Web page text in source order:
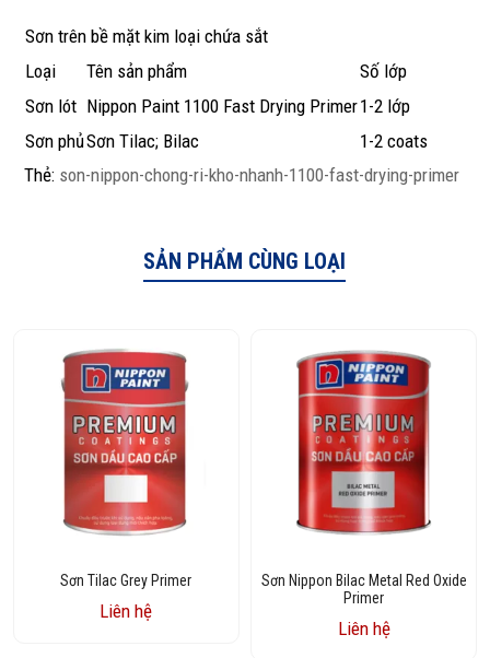
Sơn trên bề mặt kim loại chứa sắt
Loại
Tên sản phẩm
Số lớp
Sơn lót Nippon Paint 1100 Fast Drying Primer1-2 lớp
Sơn phủSơn Tilac; Bilac
1-2 coats
Thẻ: son-nippon-chong-ri-kho-nhanh-1100-fast-drying-primer
SẢN PHẨM CÙNG LOẠI
Sơn Tilac Grey Primer
Liên hệ
Sơn Nippon Bilac Metal Red Oxide
Primer
Liên hệ